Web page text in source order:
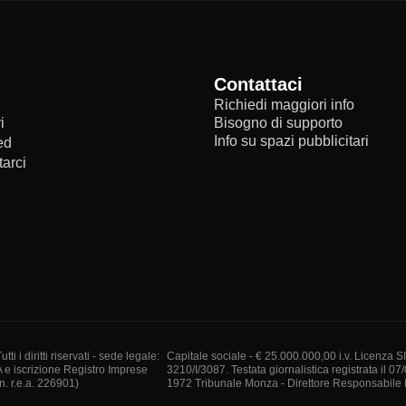
Contattaci
Richiedi maggiori info
Bisogno di supporto
Info su spazi pubblicitari
i diritti riservati - sede legale:
e iscrizione Registro Imprese
r.e.a. 226901)
Capitale sociale - € 25.000.000,00 i.v. Licenza
3210/I/3087. Testata giornalistica registrata il
1972 Tribunale Monza - Direttore Responsabile